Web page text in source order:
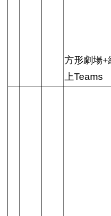
方形劇場+
上Teams